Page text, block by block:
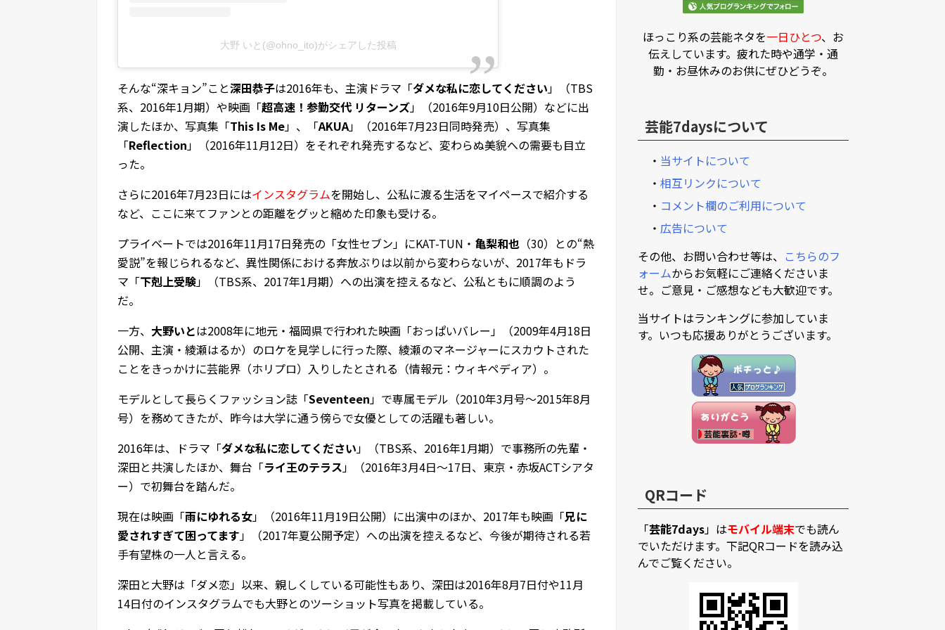
大野 いと(@ohno_ito)がシェアした投稿
そんな“深キョン”こと深田恭子は2016年も、主演ドラマ「ダメな私に恋してください」（TBS
系、2016年1月期）や映画「超高速！参勤交代 リターンズ」（2016年9月10日公開）などに出
演したほか、写真集「This Is Me」、「AKUA」（2016年7月23日同時発売）、写真集
「Reflection」（2016年11月12日）をそれぞれ発売するなど、変わらぬ美貌への需要も目立
った。
さらに2016年7月23日にはインスタグラムを開始し、公私に渡る生活をマイペースで紹介する
など、ここに来てファンとの距離をグッと縮めた印象も受ける。
プライベートでは2016年11月17日発売の「女性セブン」にKAT-TUN・ 亀梨和也 （30）との“熱
愛説”を報じられるなど、異性関係における奔放ぶりは以前から変わらないが、2017年もドラ
マ「下剋上受験」（TBS系、2017年1月期）への出演を控えるなど、公私ともに順調のよう
だ。
一方、 大野いとは2008年に地元・福岡県で行われた映画「おっぱいバレー」（2009年4月18日
公開、主演・綾瀬はるか）のロケを見学しに行った際、綾瀬のマネージャーにスカウトされた
ことをきっかけに芸能界（ホリプロ）入りしたとされる（情報元：ウィキペディア）。
モデルとして長らくファッション誌「Seventeen」で専属モデル（2010年3月号～2015年8月
号）を務めてきたが、昨今は大学に通う傍らで女優としての活躍も著しい。
2016年は、ドラマ「ダメな私に恋してください」（TBS系、2016年1月期）で事務所の先輩・
深田と共演したほか、舞台「ライ王のテラス」（2016年3月4日～17日、東京・赤坂ACTシアタ
ー）で初舞台を踏んだ。
現在は映画「雨にゆれる女」（2016年11月19日公開）に出演中のほか、2017年も映画「兄に
愛されすぎて困ってます」（2017年夏公開予定）への出演を控えるなど、今後が期待される若
手有望株の一人と言える。
深田と大野は「ダメ恋」以来、親しくしている可能性もあり、深田は2016年8月7日付や11月
14日付のインスタグラムでも大野とのツーショット写真を掲載している。
ほっこり系の芸能ネタを一日ひとつ、お
伝えしています。疲れた時や通学・通
勤・お昼休みのお供にぜひどうぞ。
芸能7daysについて
・ 当サイトについて
・ 相互リンクについて
・ コメント欄のご利用について
・ 広告について
その他、お問い合わせ等は、 こちらのフ
ォームからお気軽にご連絡くださいま
せ。ご意見・ご感想なども大歓迎です。
当サイトはランキングに参加していま
す。いつも応援ありがとうございます。
QRコード
「芸能7days」はモバイル端末でも読ん
でいただけます。下記QRコードを読み込
んでご覧ください。